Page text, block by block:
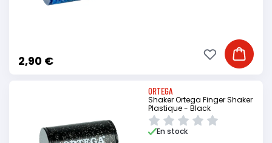
2,90 € Ajouter
Ajouter à ma
ORTEGA
Shaker Ortega Finger Shaker
Plastique - Black
En stock